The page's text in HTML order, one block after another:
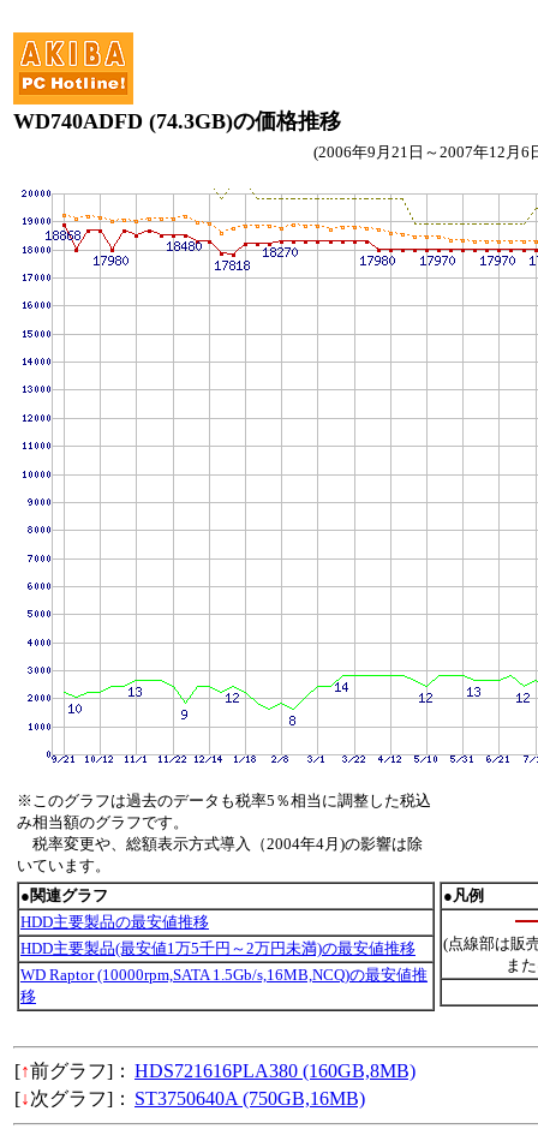
WD740ADFD (74.3GB)の価格推移
(2006年9月21日～2007年12月6
※このグラフは過去のデータも税率5％相当に調整した税込
み相当額のグラフです。
税率変更や、総額表示方式導入（2004年4月)の影響は除
いています。
●関連グラフ
HDD主要製品の最安値推移
HDD主要製品(最安値1万5千円～2万円未満)の最安値推移
WD Raptor (10000rpm,SATA 1.5Gb/s,16MB,NCQ)の最安値推
移
●凡例
(点線部は販
ま
[↑前グラフ]： HDS721616PLA380 (160GB,8MB)
[↓次グラフ]： ST3750640A (750GB,16MB)